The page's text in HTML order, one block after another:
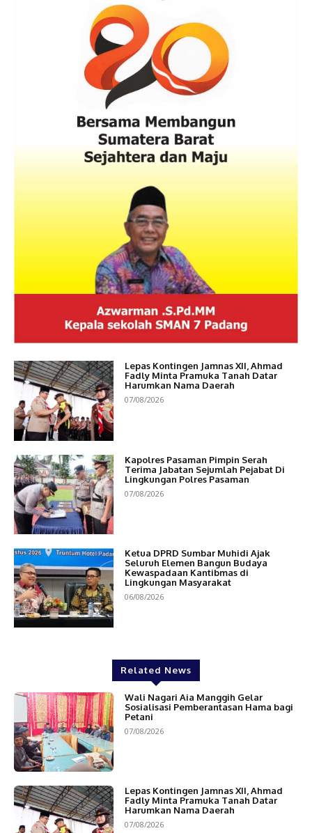
Lepas Kontingen Jamnas XII, Ahmad
Fadly Minta Pramuka Tanah Datar
Harumkan Nama Daerah
07/08/2026
Kapolres Pasaman Pimpin Serah
Terima Jabatan Sejumlah Pejabat Di
Lingkungan Polres Pasaman
07/08/2026
Ketua DPRD Sumbar Muhidi Ajak
Seluruh Elemen Bangun Budaya
Kewaspadaan Kantibmas di
Lingkungan Masyarakat
06/08/2026
Related News
Wali Nagari Aia Manggih Gelar
Sosialisasi Pemberantasan Hama bagi
Petani
07/08/2026
Lepas Kontingen Jamnas XII, Ahmad
Fadly Minta Pramuka Tanah Datar
Harumkan Nama Daerah
07/08/2026